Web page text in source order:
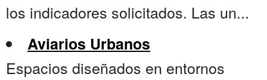
los indicadores solicitados. Las un...
Aviarios Urbanos
Espacios diseñados en entornos